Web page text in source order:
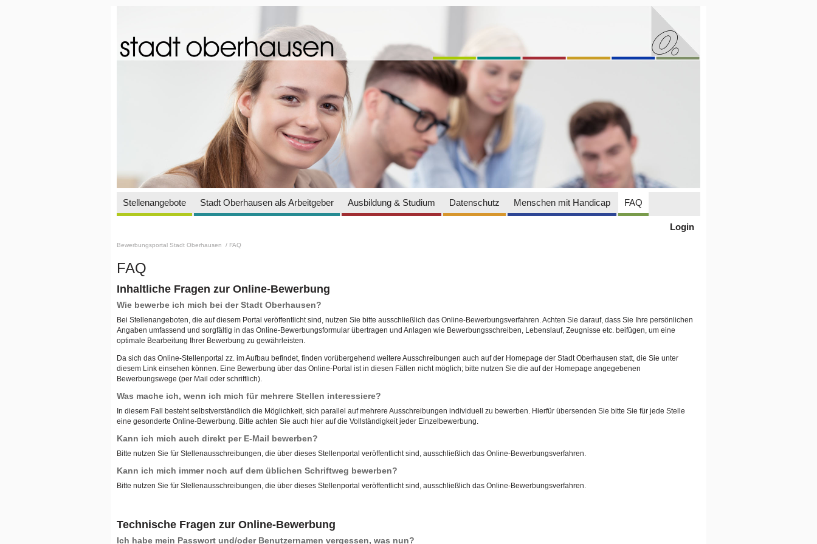
Stellenangebote Stadt Oberhausen als Arbeitgeber Ausbildung & Studium Datenschutz Menschen mit Handicap FAQ
Login
Bewerbungsportal Stadt Oberhausen / FAQ
FAQ
Inhaltliche Fragen zur Online-Bewerbung
Wie bewerbe ich mich bei der Stadt Oberhausen?
Bei Stellenangeboten, die auf diesem Portal veröffentlicht sind, nutzen Sie bitte ausschließlich das Online-Bewerbungsverfahren. Achten Sie darauf, dass Sie Ihre persönlichen
Angaben umfassend und sorgfältig in das Online-Bewerbungsformular übertragen und Anlagen wie Bewerbungsschreiben, Lebenslauf, Zeugnisse etc. beifügen, um eine
optimale Bearbeitung Ihrer Bewerbung zu gewährleisten.
Da sich das Online-Stellenportal zz. im Aufbau befindet, finden vorübergehend weitere Ausschreibungen auch auf der Homepage der Stadt Oberhausen statt, die Sie unter
diesem Link einsehen können. Eine Bewerbung über das Online-Portal ist in diesen Fällen nicht möglich; bitte nutzen Sie die auf der Homepage angegebenen
Bewerbungswege (per Mail oder schriftlich).
Was mache ich, wenn ich mich für mehrere Stellen interessiere?
In diesem Fall besteht selbstverständlich die Möglichkeit, sich parallel auf mehrere Ausschreibungen individuell zu bewerben. Hierfür übersenden Sie bitte Sie für jede Stelle
eine gesonderte Online-Bewerbung. Bitte achten Sie auch hier auf die Vollständigkeit jeder Einzelbewerbung.
Kann ich mich auch direkt per E-Mail bewerben?
Bitte nutzen Sie für Stellenausschreibungen, die über dieses Stellenportal veröffentlicht sind, ausschließlich das Online-Bewerbungsverfahren.
Kann ich mich immer noch auf dem üblichen Schriftweg bewerben?
Bitte nutzen Sie für Stellenausschreibungen, die über dieses Stellenportal veröffentlicht sind, ausschließlich das Online-Bewerbungsverfahren.
Technische Fragen zur Online-Bewerbung
Ich habe mein Passwort und/oder Benutzernamen vergessen, was nun?